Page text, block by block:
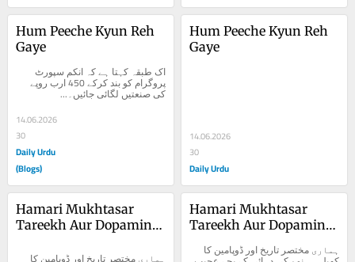
Hum Peeche Kyun Reh
Gaye
کی صنعتیں لگائی جائیں۔...
14.06.2026
30
Daily Urdu
(Blogs)
Hum Peeche Kyun Reh
Gaye
14.06.2026
30
Daily Urdu
Hamari Mukhtasar
Tareekh Aur Dopamine
Hamari Mukhtasar
Tareekh Aur Dopamine